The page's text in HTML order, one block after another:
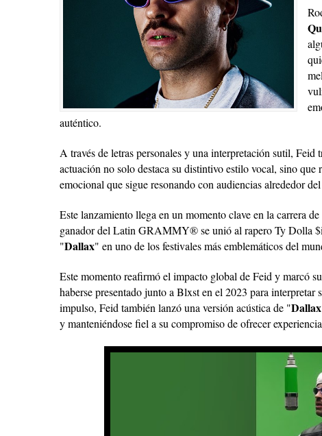
auténtico.
A través de letras personales y una interpretación sutil,
actuación no solo destaca su distintivo estilo vocal, sino
emocional que sigue resonando con audiencias alrededor
Este lanzamiento llega en un momento clave en la carrera
ganador del Latin GRAMMY® se unió al rapero Ty Dolla
"Dallax" en uno de los festivales más emblemáticos del
Este momento reafirmó el impacto global de Feid y marcó
haberse presentado junto a Blxst en el 2023 para interpretar
impulso, Feid también lanzó una versión acústica de "
y manteniéndose fiel a su compromiso de ofrecer